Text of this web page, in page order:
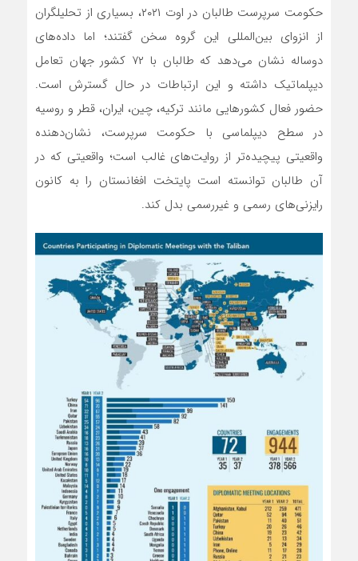
حکومت سرپرست طالبان در اوت ۲۰۲۱، بسیاری از تحلیلگران
از انزوای بین‌المللی این گروه سخن گفتند؛ اما داده‌های
دوساله نشان می‌دهد که طالبان با ۷۲ کشور جهان تعامل
دیپلماتیک داشته و این ارتباطات در حال گسترش است.
حضور فعال کشورهایی مانند ترکیه، چین، ایران، قطر و روسیه
در سطح دیپلماسی با حکومت سرپرست، نشان‌دهنده
واقعیتی پیچیده‌تر از روایت‌های غالب است؛ واقعیتی که در
آن طالبان توانسته است پایتخت افغانستان را به کانون
رایزنی‌های رسمی و غیررسمی بدل کند.